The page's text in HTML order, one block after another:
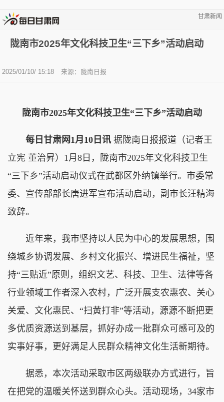
甘肃新闻
陇南市2025年文化科技卫生“三下乡”活动启动
2025/01/10/ 15:18 来源：陇南日报
陇南市2025年文化科技卫生“三下乡”活动启动
每日甘肃网1月10日讯 据陇南日报报道（记者王
立宪 董治昇）1月8日，陇南市2025年文化科技卫生
“三下乡”活动启动仪式在武都区外纳镇举行。市委常
委、宣传部部长唐进军宣布活动启动，副市长汪精海
致辞。
近年来，我市坚持以人民为中心的发展思想，围
绕城乡协调发展、乡村文化振兴、增进民生福祉，坚
持“三贴近”原则，组织文艺、科技、卫生、法律等各
行业领域工作者深入农村，广泛开展支农惠农、关心
关爱、文化惠民、“扫黄打非”等活动，源源不断把更
多优质资源送到基层，抓好办成一批群众可感可及的
实事好事，更好满足人民群众精神文化生活新期待。
据悉，本次活动采取市区两级联办方式进行，旨
在把党的温暖关怀送到群众心头。活动现场，34家市